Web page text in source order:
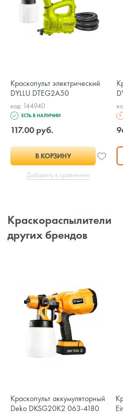
Краскопульт электрический
DYLLU DTEG2A50
код: 144940
ЕСТЬ В НАЛИЧИИ
117.00 руб.
В КОРЗИНУ
Добавить в сравнение
Краскораспылители
других брендов
Краскопульт аккумуляторный
Deko DKSG20K2 063-4180